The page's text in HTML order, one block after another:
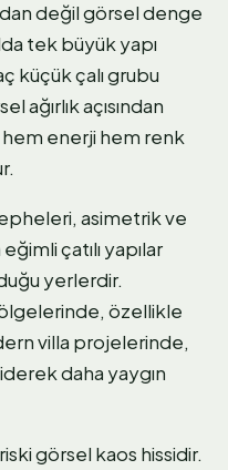
değil görsel denge
tek büyük yapı
küçük çalı grubu
ağırlık açısından
enerji hem renk
asimetrik ve
çatılı yapılar
yerlerdir.
özellikle
villa projelerinde,
daha yaygın
görsel kaos hissidir.